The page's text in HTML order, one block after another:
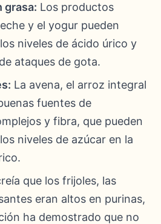
grasa: Los productos
y el yogur pueden
niveles de ácido úrico y
ataques de gota.
La avena, el arroz integral
fuentes de
y fibra, que pueden
niveles de azúcar en la
que los frijoles, las
eran altos en purinas,
ha demostrado que no